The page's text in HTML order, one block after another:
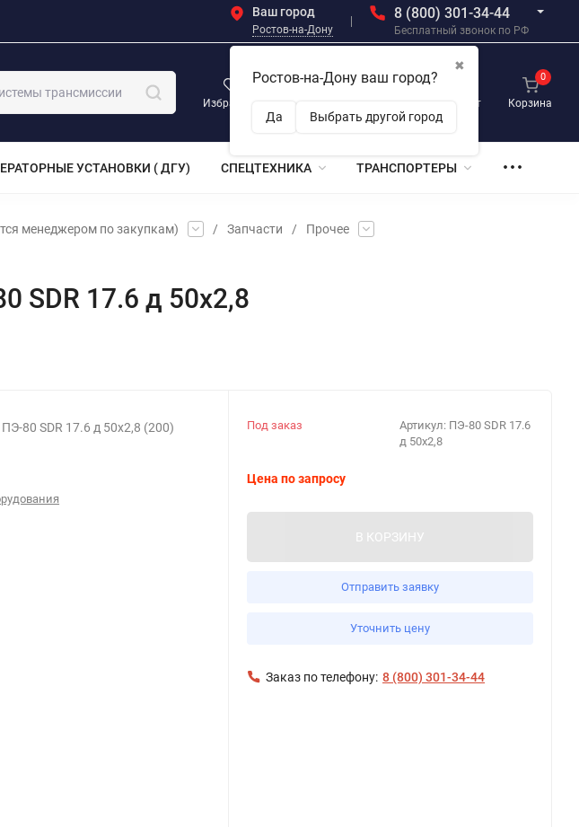
Ваш город
Ростов-на-Дону
✖
Ростов-на-Дону ваш город?
Да Выбрать другой город
8 (800) 301-34-44
Бесплатный звонок по РФ
Избранное
0
Личный кабинет Корзина
0
УСТАНОВКИ ( ДГУ) СПЕЦТЕХНИКА ТРАНСПОРТЕРЫ
менеджером по закупкам) / Запчасти / Прочее
SDR 17.6 д 50х2,8
80 SDR 17.6 д 50х2,8 (200) Артикул: ПЭ-80 SDR 17.6
д 50х2,8
Под заказ
Цена по запросу
В КОРЗИНУ
Отправить заявку
Уточнить цену
Заказ по телефону: 8 (800) 301-34-44